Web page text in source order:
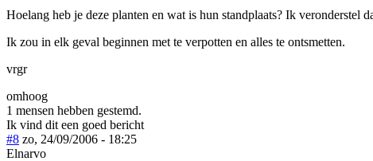
Hoelang heb je deze planten en wat is hun standplaats? Ik veronderstel
Ik zou in elk geval beginnen met te verpotten en alles te ontsmetten.
vrgr
omhoog
1 mensen hebben gestemd.
Ik vind dit een goed bericht
#8 zo, 24/09/2006 - 18:25
Elnarvo